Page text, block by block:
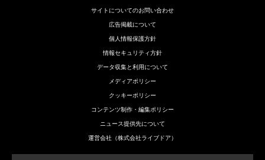
サイトについてのお問い合わせ
広告掲載について
個人情報保護方針
情報セキュリティ方針
データ収集と利用について
メディアポリシー
クッキーポリシー
コンテンツ制作・編集ポリシー
ニュース提供先について
運営会社（株式会社ライブドア）